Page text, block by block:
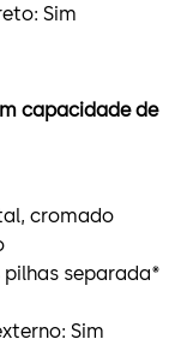
Sim
capacidade de
cromado
pilhas separada*
Sim